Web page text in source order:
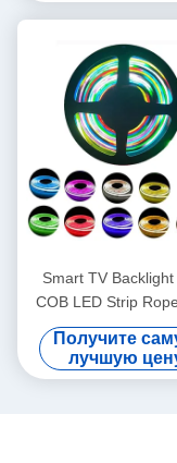
Smart TV Backlight
COB LED Strip
12V
Получите
лучшую